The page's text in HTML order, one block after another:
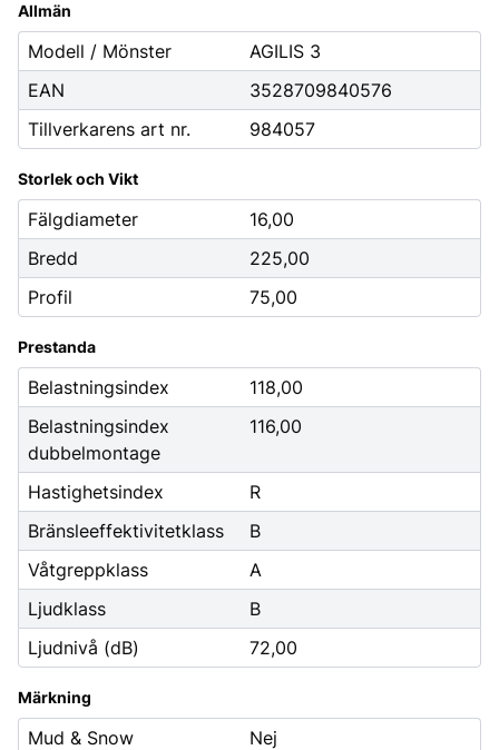
Allmän
Modell / Mönster
AGILIS 3
EAN
3528709840576
Tillverkarens art nr.
984057
Storlek och Vikt
Fälgdiameter
16,00
Bredd
225,00
Profil
75,00
Prestanda
Belastningsindex
118,00
Belastningsindex
dubbelmontage
116,00
Hastighetsindex
R
Bränsleeffektivitetklass
B
Våtgreppklass
A
Ljudklass
B
Ljudnivå (dB)
72,00
Märkning
Mud & Snow
Nej